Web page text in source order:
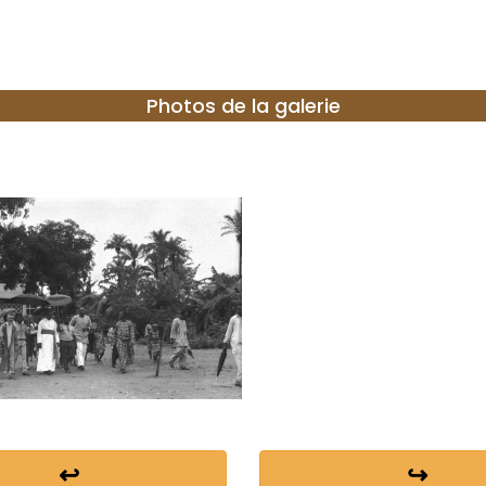
Photos de la galerie
↩ ↪